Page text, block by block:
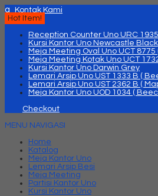
q
Kontak Kami
Hot Item!
Reception Counter Uno URC
Kursi Kantor Uno Newcastle Black
Meja Meeting Oval Uno UCT 8775
Meja Meeting Kotak Uno UCT
Kursi Kantor Uno Darwin Grey
Lemari Arsip Uno UST 1333 B (
Lemari Arsip Uno UST 2362 B (
Meja Kantor Uno UOD 1034 (
Checkout
MENU NAVIGASI
Home
Katalog
Meja Kantor Uno
Lemari Arsip Besi
Meja Meeting
Partisi Kantor Uno
Kursi Kantor Uno